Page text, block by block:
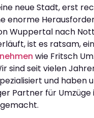
neue Stadt, erst
enorme
Wuppertal nach
ist es ratsam,
wie Fritsch
sind seit vielen
und haben
Partner für
gemacht.